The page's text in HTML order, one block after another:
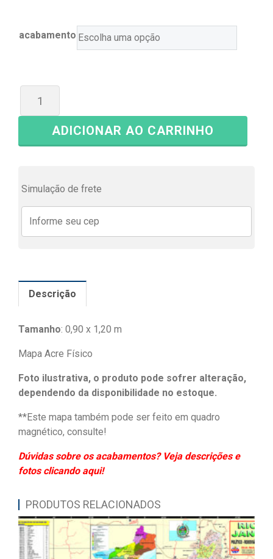
acabamento
ADICIONAR AO CARRINHO
Simulação de frete
Descrição
Tamanho: 0,90 x 1,20 m
Mapa Acre Físico
Foto ilustrativa, o produto pode sofrer alteração,
dependendo da disponibilidade no estoque.
**Este mapa também pode ser feito em quadro
magnético, consulte!
Dúvidas sobre os acabamentos? Veja descrições e
fotos clicando aqui!
PRODUTOS RELACIONADOS